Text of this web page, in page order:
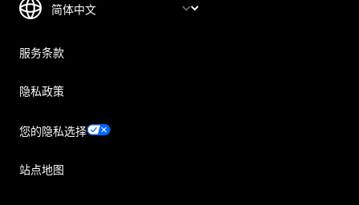
服务条款
隐私政策
您的隐私选择
站点地图